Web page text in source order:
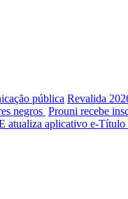
pública Revalida
negros Prouni recebe
atualiza aplicativo e-